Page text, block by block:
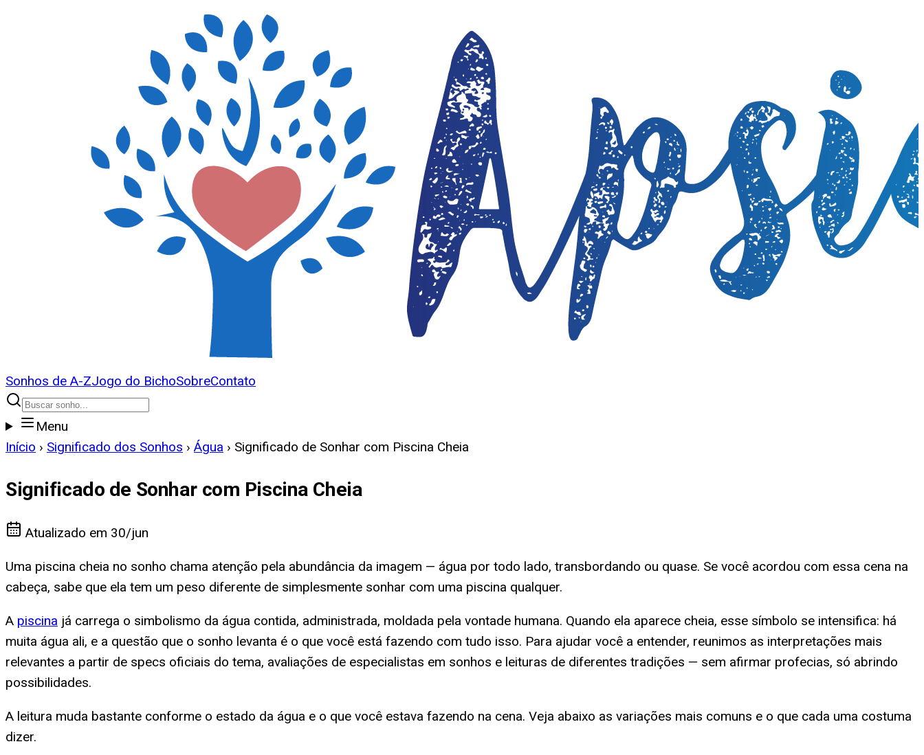
Sonhos de A-ZJogo do BichoSobreContato
Menu
Início › Significado dos Sonhos › Água › Significado de Sonhar com Piscina Cheia
Significado de Sonhar com Piscina Cheia
Atualizado em 30/jun
Uma piscina cheia no sonho chama atenção pela abundância da imagem — água por todo lado, transbordando ou quase. Se você acordou com essa cena na
cabeça, sabe que ela tem um peso diferente de simplesmente sonhar com uma piscina qualquer.
A piscina já carrega o simbolismo da água contida, administrada, moldada pela vontade humana. Quando ela aparece cheia, esse símbolo se intensifica: há
muita água ali, e a questão que o sonho levanta é o que você está fazendo com tudo isso. Para ajudar você a entender, reunimos as interpretações mais
relevantes a partir de specs oficiais do tema, avaliações de especialistas em sonhos e leituras de diferentes tradições — sem afirmar profecias, só abrindo
possibilidades.
A leitura muda bastante conforme o estado da água e o que você estava fazendo na cena. Veja abaixo as variações mais comuns e o que cada uma costuma
dizer.